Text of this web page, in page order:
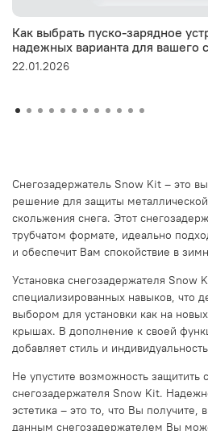
Как выбрать пуско-зарядное
надежных варианта для вашего
22.01.2026
Снегозадержатель Snow Kit – это
решение для защиты
скольжения снега. Этот
трубчатом формате, идеально
и обеспечит Вам спокойствие в
Установка снегозадержателя Snow
специализированных навыков, что
выбором для установки как на
крышах. В дополнение к своей
добавляет стиль и
Не упустите возможность
снегозадержателя Snow Kit.
эстетика – это то, что Вы получите,
данным снегозадержателем Вы